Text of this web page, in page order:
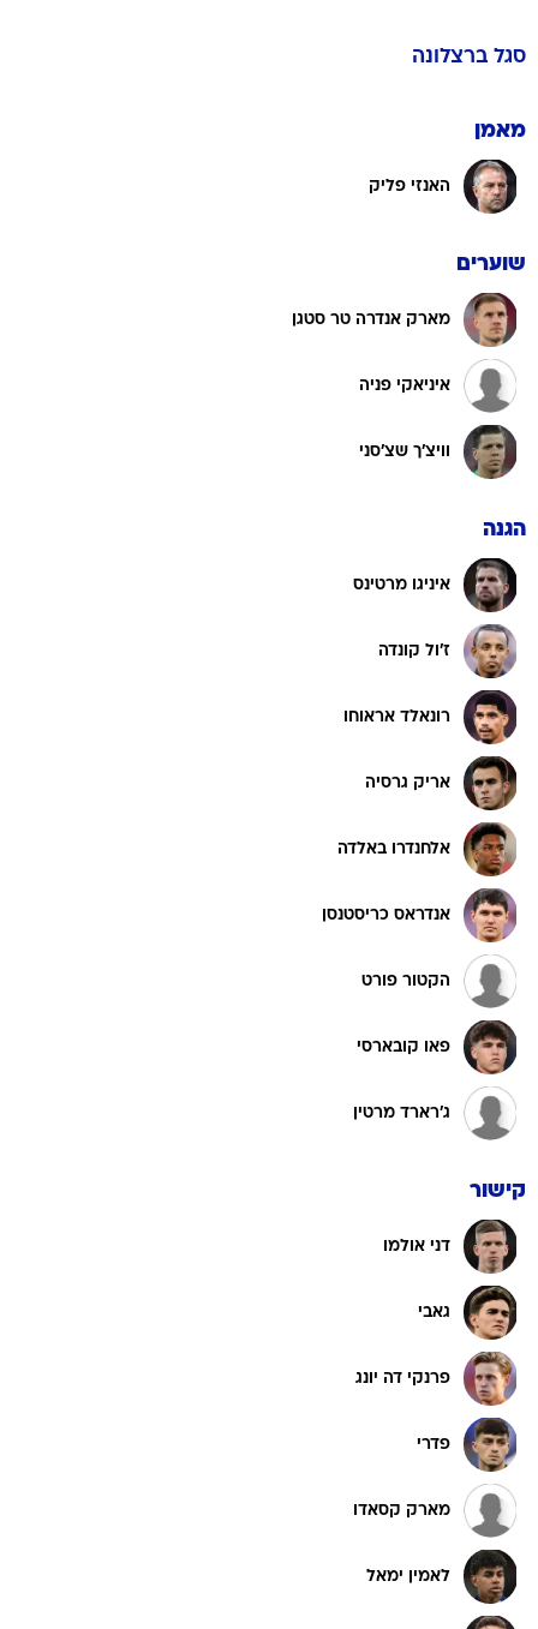
סגל ברצלונה
מאמן
האנזי פליק
שוערים
מארק אנדרה טר סטגן
איניאקי פניה
וויצ'ך שצ'סני
הגנה
איניגו מרטינס
ז'ול קונדה
רונאלד אראוחו
אריק גרסיה
אלחנדרו באלדה
אנדראס כריסטנסן
הקטור פורט
פאו קובארסי
ג'רארד מרטין
קישור
דני אולמו
גאבי
פרנקי דה יונג
פדרי
מארק קסאדו
לאמין ימאל